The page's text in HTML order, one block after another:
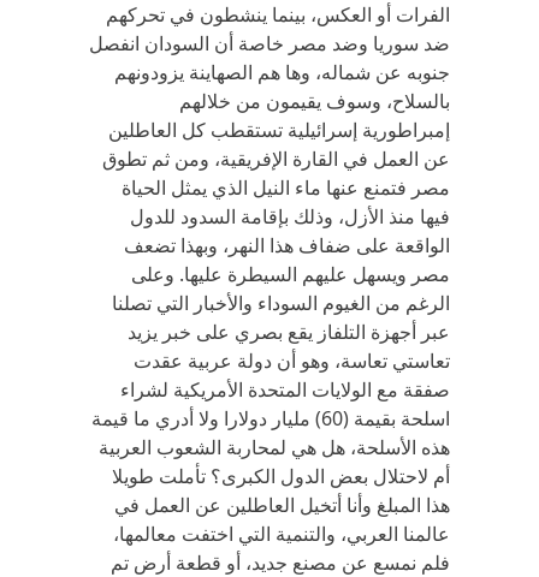
الفرات أو العكس، بينما ينشطون في تحركهم
ضد سوريا وضد مصر خاصة أن السودان انفصل
جنوبه عن شماله، وها هم الصهاينة يزودونهم
بالسلاح، وسوف يقيمون من خلالهم
إمبراطورية إسرائيلية تستقطب كل العاطلين
عن العمل في القارة الإفريقية، ومن ثم تطوق
مصر فتمنع عنها ماء النيل الذي يمثل الحياة
فيها منذ الأزل، وذلك بإقامة السدود للدول
الواقعة على ضفاف هذا النهر، وبهذا تضعف
مصر ويسهل عليهم السيطرة عليها. وعلى
الرغم من الغيوم السوداء والأخبار التي تصلنا
عبر أجهزة التلفاز يقع بصري على خبر يزيد
تعاستي تعاسة، وهو أن دولة عربية عقدت
صفقة مع الولايات المتحدة الأمريكية لشراء
اسلحة بقيمة (60) مليار دولارا ولا أدري ما قيمة
هذه الأسلحة، هل هي لمحاربة الشعوب العربية
أم لاحتلال بعض الدول الكبرى؟ تأملت طويلا
هذا المبلغ وأنا أتخيل العاطلين عن العمل في
عالمنا العربي، والتنمية التي اختفت معالمها،
فلم نمسع عن مصنع جديد، أو قطعة أرض تم